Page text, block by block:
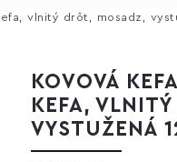
vlnitý drôt, mosadz,
KOVOVÁ
KEFA,
VYSTUŽENÁ